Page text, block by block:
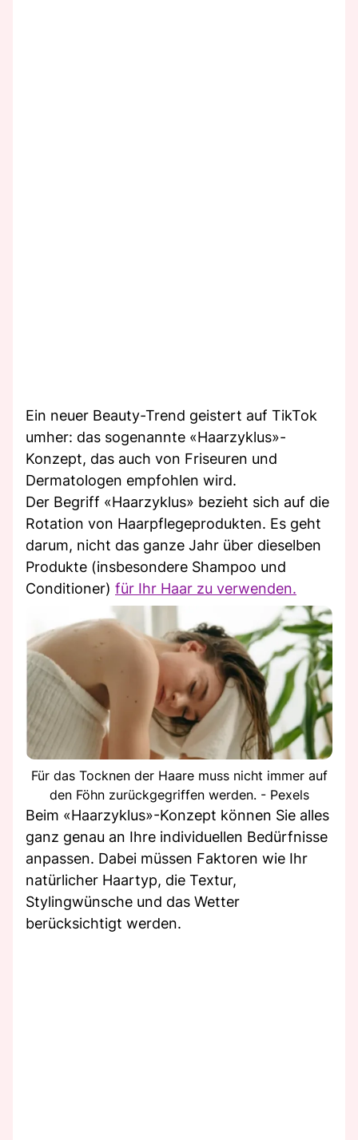
Ein neuer Beauty-Trend geistert auf TikTok
umher: das sogenannte «Haarzyklus»-
Konzept, das auch von Friseuren und
Dermatologen empfohlen wird.
Der Begriff «Haarzyklus» bezieht sich auf die
Rotation von Haarpflegeprodukten. Es geht
darum, nicht das ganze Jahr über dieselben
Produkte (insbesondere Shampoo und
Conditioner) für Ihr Haar zu verwenden.
Für das Tocknen der Haare muss nicht immer auf
den Föhn zurückgegriffen werden. - Pexels
Beim «Haarzyklus»-Konzept können Sie alles
ganz genau an Ihre individuellen Bedürfnisse
anpassen. Dabei müssen Faktoren wie Ihr
natürlicher Haartyp, die Textur,
Stylingwünsche und das Wetter
berücksichtigt werden.